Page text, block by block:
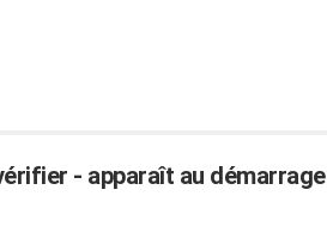
- apparaît au démarrage